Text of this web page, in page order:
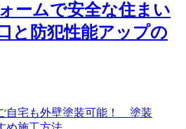
ームで安全な住まい
と防犯性能アップの